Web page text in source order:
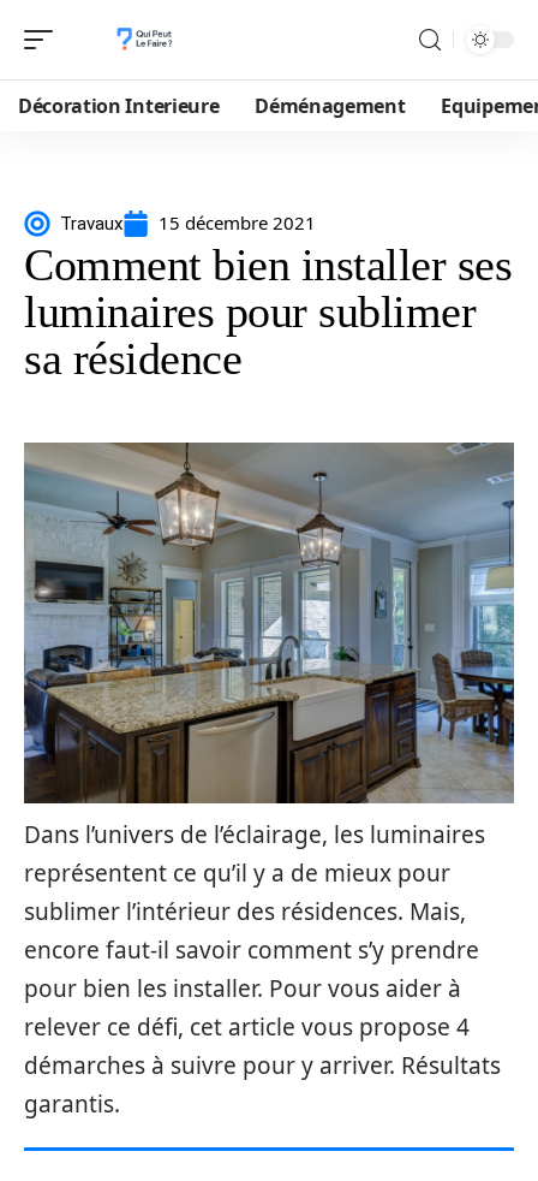
Décoration Interieure Déménagement
Travaux 15 décembre 2021
Comment bien installer ses
luminaires pour sublimer
sa résidence
Dans l’univers de l’éclairage, les luminaires
représentent ce qu’il y a de mieux pour
sublimer l’intérieur des résidences. Mais,
encore faut-il savoir comment s’y prendre
pour bien les installer. Pour vous aider à
relever ce défi, cet article vous propose 4
démarches à suivre pour y arriver. Résultats
garantis.